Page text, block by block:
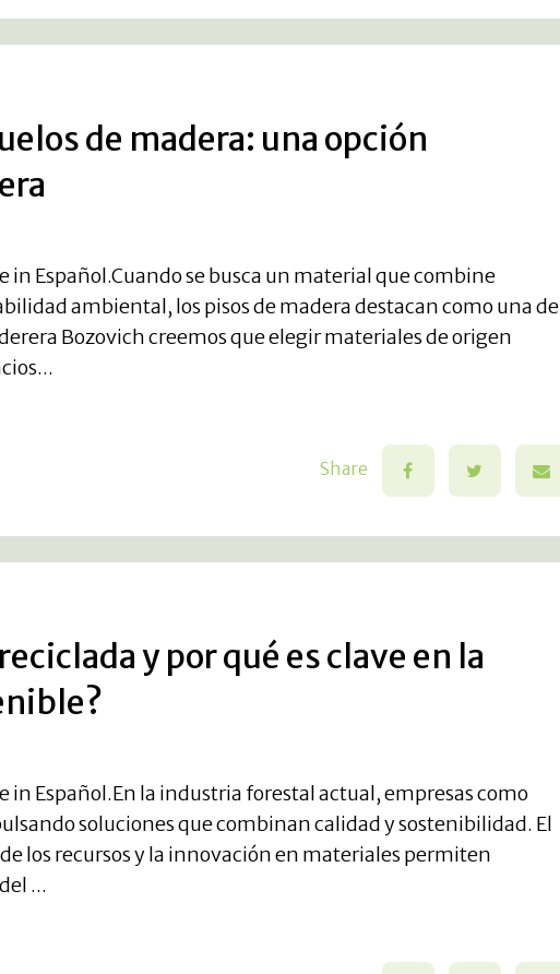
de madera: una opción
in Español.Cuando se busca un material que combine
ambiental, los pisos de madera destacan como una de
Bozovich creemos que elegir materiales de origen
Share
y por qué es clave en la
in Español.En la industria forestal actual, empresas como
soluciones que combinan calidad y sostenibilidad. El
los recursos y la innovación en materiales permiten
...